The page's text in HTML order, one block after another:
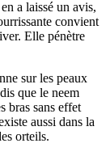
a laissé un avis,
convient
Elle pénètre
sur les peaux
que le neem
bras sans effet
aussi dans la
orteils.